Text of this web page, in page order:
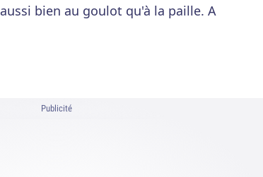
bien au goulot qu'à la paille. A
Publicité